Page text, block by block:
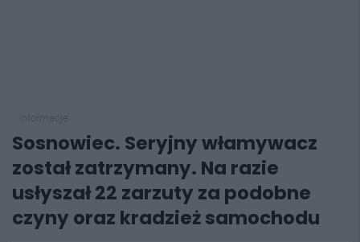
Sosnowiec. Seryjny włamywacz
został zatrzymany. Na razie
usłyszał 22 zarzuty za podobne
czyny oraz kradzież samochodu